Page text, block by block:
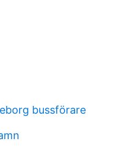
bussförare